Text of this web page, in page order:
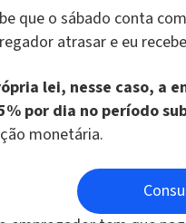
que o sábado conta
atrasar e eu
lei, nesse caso, a
por dia no período
monetária.